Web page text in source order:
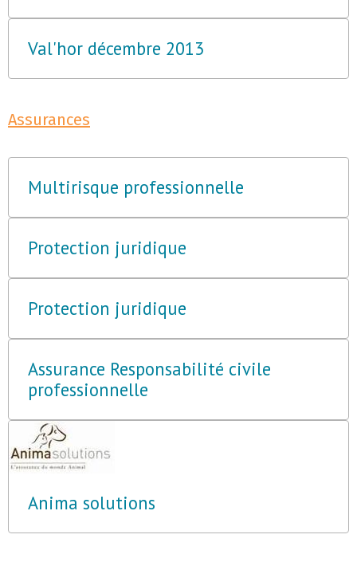
Val'hor décembre 2013
Assurances
Multirisque professionnelle
Protection juridique
Protection juridique
Assurance Responsabilité civile
professionnelle
Anima solutions